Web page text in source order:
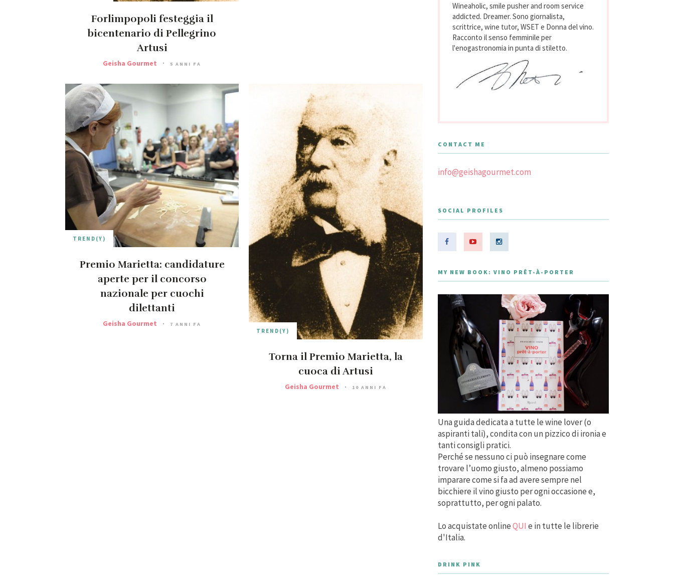
Forlimpopoli festeggia il
bicentenario di Pellegrino
Artusi
Geisha Gourmet 5 ANNI FA
TREND(Y)
Premio Marietta: candidature
aperte per il concorso
nazionale per cuochi
dilettanti
Geisha Gourmet 7 ANNI FA
TREND(Y)
Torna il Premio Marietta, la
cuoca di Artusi
Geisha Gourmet 10 ANNI FA
Wineaholic, smile pusher and room service
addicted. Dreamer. Sono giornalista,
scrittrice, wine tutor, WSET e Donna del vino.
Racconto il senso femminile per
l'enogastronomia in punta di stiletto.
CONTACT ME
info@geishagourmet.com
SOCIAL PROFILES
MY NEW BOOK: VINO PRÊT-À-PORTER
Una guida dedicata a tutte le wine lover (o
aspiranti tali), condita con un pizzico di ironia e
tanti consigli pratici.
Perché se nessuno ci può insegnare come
trovare l’uomo giusto, almeno possiamo
imparare come si fa ad avere sempre nel
bicchiere il vino giusto per ogni occasione e,
soprattutto, per ogni palato.
Lo acquistate onlineQUI e in tutte le librerie
d'Italia.
DRINK PINK